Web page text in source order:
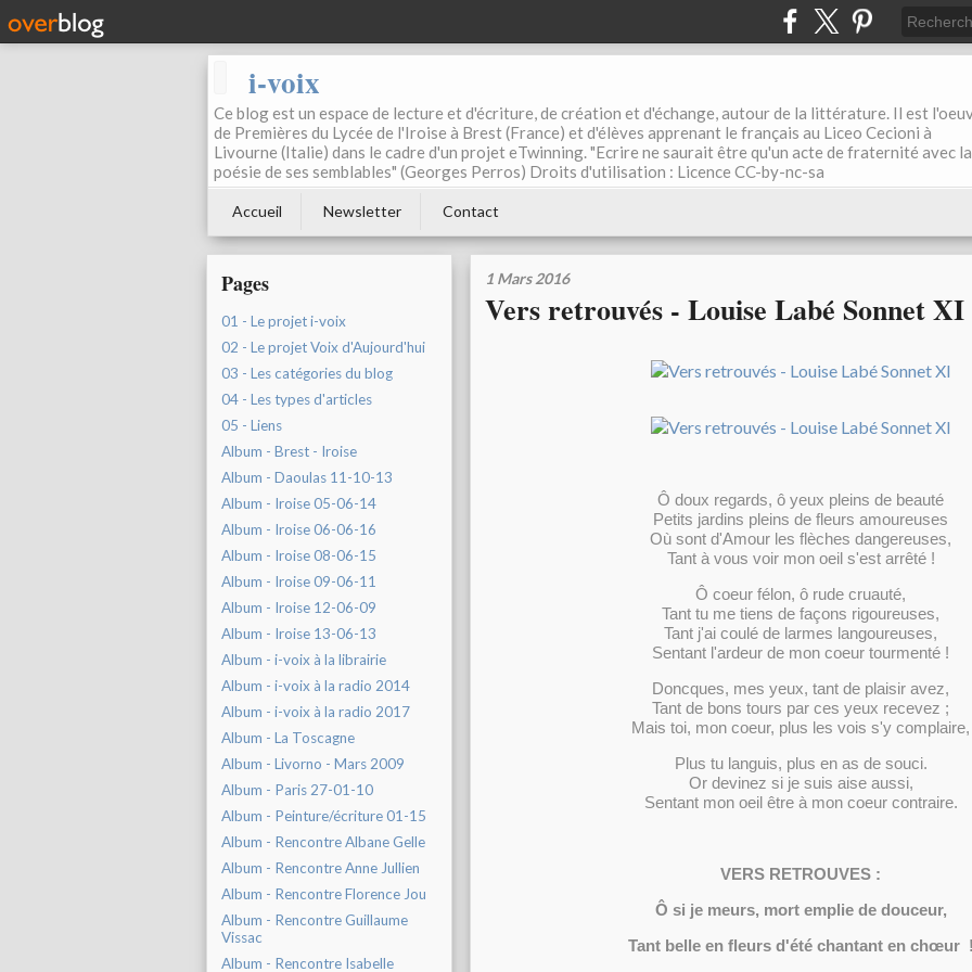
i-voix
Ce blog est un espace de lecture et d'écriture, de création et d'échange, autour de la littérature. Il est
de Premières du Lycée de l'Iroise à Brest (France) et d'élèves apprenant le français au Liceo Cecioni à
Livourne (Italie) dans le cadre d'un projet eTwinning. "Ecrire ne saurait être qu'un acte de fraternité avec la
poésie de ses semblables" (Georges Perros) Droits d'utilisation : Licence CC-by-nc-sa
Accueil Newsletter Contact
Pages
01 - Le projet i-voix
02 - Le projet Voix d'Aujourd'hui
03 - Les catégories du blog
04 - Les types d'articles
05 - Liens
Album - Brest - Iroise
Album - Daoulas 11-10-13
Album - Iroise 05-06-14
Album - Iroise 06-06-16
Album - Iroise 08-06-15
Album - Iroise 09-06-11
Album - Iroise 12-06-09
Album - Iroise 13-06-13
Album - i-voix à la librairie
Album - i-voix à la radio 2014
Album - i-voix à la radio 2017
Album - La Toscagne
Album - Livorno - Mars 2009
Album - Paris 27-01-10
Album - Peinture/écriture 01-15
Album - Rencontre Albane Gelle
Album - Rencontre Anne Jullien
Album - Rencontre Florence Jou
Album - Rencontre Guillaume
Vissac
Album - Rencontre Isabelle
1 Mars 2016
Vers retrouvés - Louise Labé Sonnet XI
Ô doux regards, ô yeux pleins de beauté
Petits jardins pleins de fleurs amoureuses
Où sont d'Amour les flèches dangereuses,
Tant à vous voir mon oeil s'est arrêté !
Ô coeur félon, ô rude cruauté,
Tant tu me tiens de façons rigoureuses,
Tant j'ai coulé de larmes langoureuses,
Sentant l'ardeur de mon coeur tourmenté !
Doncques, mes yeux, tant de plaisir avez,
Tant de bons tours par ces yeux recevez ;
Mais toi, mon coeur, plus les vois s'y complaire,
Plus tu languis, plus en as de souci.
Or devinez si je suis aise aussi,
Sentant mon oeil être à mon coeur contraire.
VERS RETROUVES :
Ô si je meurs, mort emplie de douceur,
Tant belle en fleurs d'été chantant en chœur